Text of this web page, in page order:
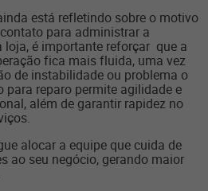
está refletindo sobre o motivo
para administrar a
loja, é importante reforçar que a
fica mais fluida, uma vez
de instabilidade ou problema o
reparo permite agilidade e
além de garantir rapidez no
alocar a equipe que cuida de
ao seu negócio, gerando maior